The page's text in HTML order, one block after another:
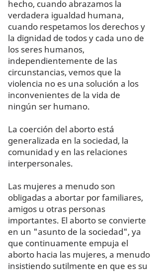
hecho, cuando abrazamos la
verdadera igualdad humana,
cuando respetamos los derechos y
la dignidad de todos y cada uno de
los seres humanos,
independientemente de las
circunstancias, vemos que la
violencia no es una solución a los
inconvenientes de la vida de
ningún ser humano.
La coerción del aborto está
generalizada en la sociedad, la
comunidad y en las relaciones
interpersonales.
Las mujeres a menudo son
obligadas a abortar por familiares,
amigos u otras personas
importantes. El aborto se convierte
en un "asunto de la sociedad", ya
que continuamente empuja el
aborto hacia las mujeres, a menudo
insistiendo sutilmente en que es su